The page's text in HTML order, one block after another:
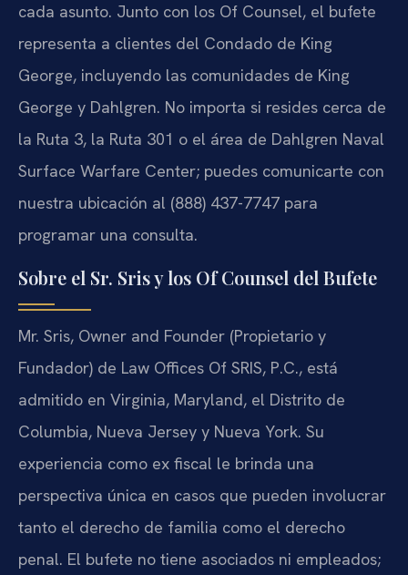
cada asunto. Junto con los Of Counsel, el bufete
representa a clientes del Condado de King
George, incluyendo las comunidades de King
George y Dahlgren. No importa si resides cerca de
la Ruta 3, la Ruta 301 o el área de Dahlgren Naval
Surface Warfare Center; puedes comunicarte con
nuestra ubicación al (888) 437-7747 para
programar una consulta.
Sobre el Sr. Sris y los Of Counsel del Bufete
Mr. Sris, Owner and Founder (Propietario y
Fundador) de Law Offices Of SRIS, P.C., está
admitido en Virginia, Maryland, el Distrito de
Columbia, Nueva Jersey y Nueva York. Su
experiencia como ex fiscal le brinda una
perspectiva única en casos que pueden involucrar
tanto el derecho de familia como el derecho
penal. El bufete no tiene asociados ni empleados;